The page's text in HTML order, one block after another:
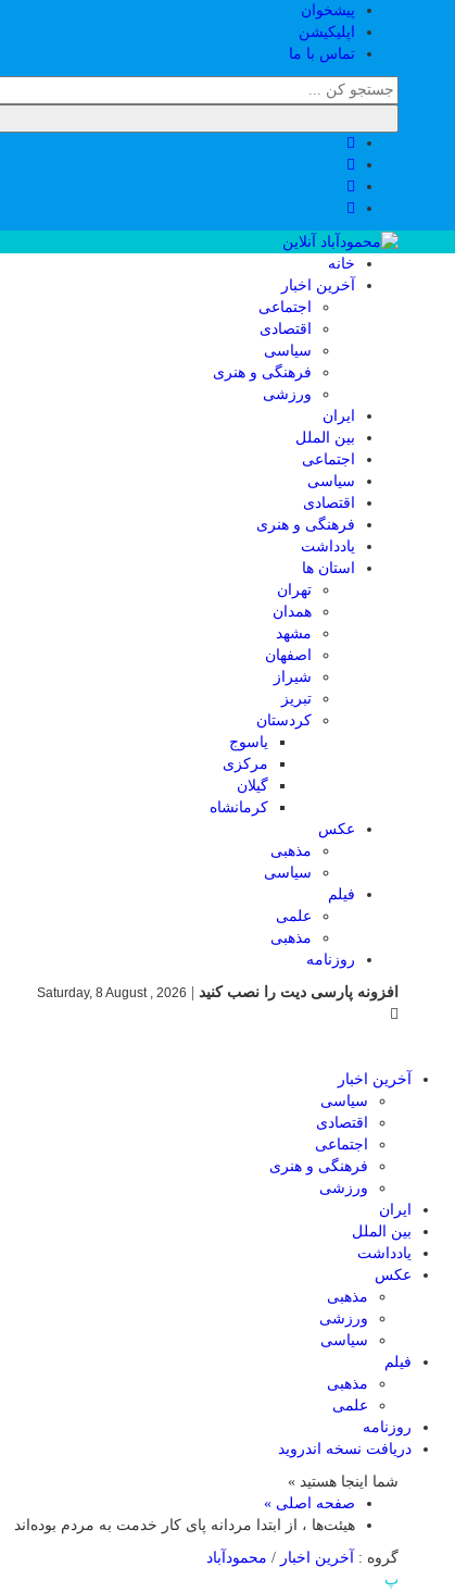
پیشخوان
اپلیکیشن
تماس با ما
خانه
آخرین اخبار
اجتماعی
اقتصادی
سیاسی
فرهنگی و هنری
ورزشی
ایران
بین الملل
اجتماعی
سیاسی
اقتصادی
فرهنگی و هنری
یادداشت
استان ها
تهران
همدان
مشهد
اصفهان
شیراز
تبریز
کردستان
یاسوج
مرکزی
گیلان
کرمانشاه
عکس
مذهبی
سیاسی
فیلم
علمی
مذهبی
روزنامه
افزونه پارسی دیت را نصب کنید
Saturday, 8 August , 2026
آخرین اخبار
سیاسی
اقتصادی
اجتماعی
فرهنگی و هنری
ورزشی
ایران
بین الملل
یادداشت
عکس
مذهبی
ورزشی
سیاسی
فیلم
مذهبی
علمی
روزنامه
دریافت نسخه اندروید
شما اینجا هستید »
صفحه اصلی »
هیئت‌ها ، از ابتدا مردانه پای کار خدمت به مردم بوده‌اند
گروه :
آخرین اخبار / محمودآباد
پ